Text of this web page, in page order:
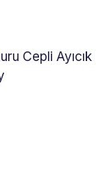
Cepli Ayıcık